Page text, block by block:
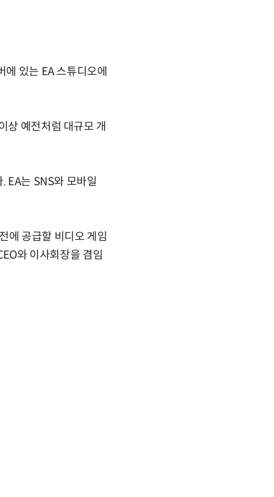
있는 EA 스튜디오에
상 예전처럼 대규모 개
EA는 SNS와 모바일
에 공급할 비디오 게임
와 이사회장을 겸임